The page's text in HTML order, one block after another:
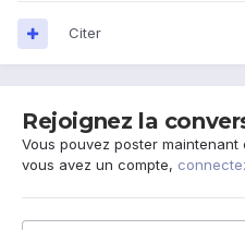
Citer
Rejoignez la
Vous pouvez poster
vous avez un compte,